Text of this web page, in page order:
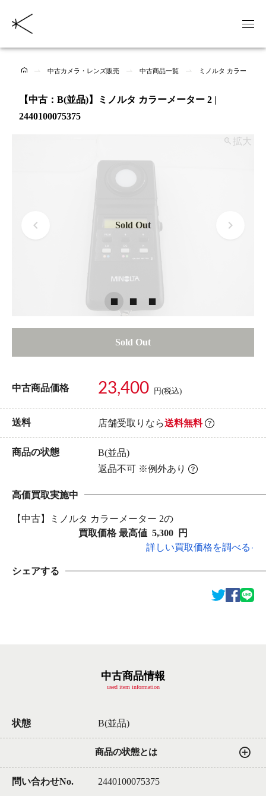
中古カメラ・レンズ販売 中古商品一覧 ミノルタ カラーメー
【中古：B(並品)】ミノルタ カラーメーター 2 |
2440100075375
拡大
Sold Out
Sold Out
中古商品価格 23,400 円(税込)
送料 店舗受取りなら送料無料
商品の状態
B(並品)
返品不可 ※例外あり
高価買取実施中
【中古】ミノルタ カラーメーター 2の
買取価格 最高値 5,300
円
詳しい買取価格を調べる
シェアする
中古商品情報
used item information
状態 B(並品)
商品の状態とは
問い合わせNo. 2440100075375